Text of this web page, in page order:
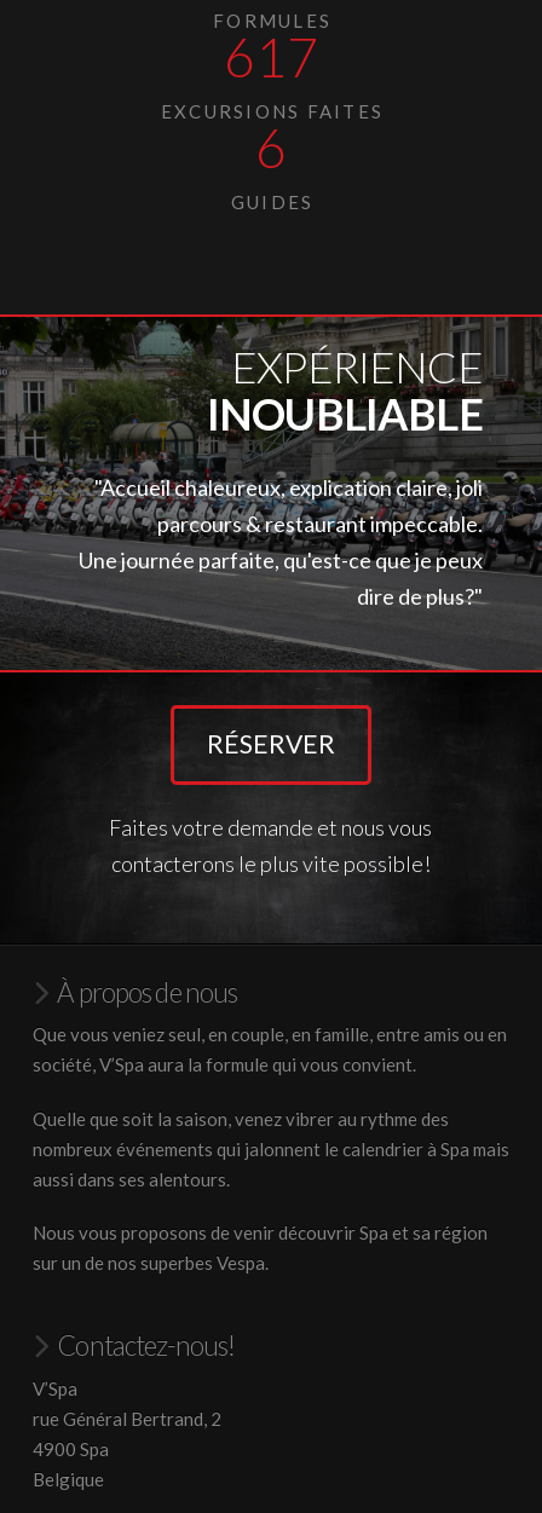
FORMULES
617
EXCURSIONS FAITES
6
GUIDES
EXPÉRIENCE
INOUBLIABLE
"Accueil chaleureux, explication claire, joli
parcours & restaurant impeccable.
Une journée parfaite, qu'est-ce que je peux
dire de plus?"
RÉSERVER
Faites votre demande et nous vous
contacterons le plus vite possible!
À propos de nous
Que vous veniez seul, en couple, en famille, entre amis ou en
société, V’Spa aura la formule qui vous convient.
Quelle que soit la saison, venez vibrer au rythme des
nombreux événements qui jalonnent le calendrier à Spa mais
aussi dans ses alentours.
Nous vous proposons de venir découvrir Spa et sa région
sur un de nos superbes Vespa.
Contactez-nous!
V’Spa
rue Général Bertrand, 2
4900 Spa
Belgique